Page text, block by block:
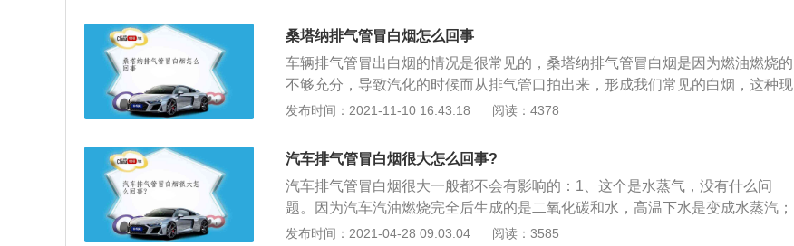
止在深水路面行驶或洗车时消声器内部进水。假如不小心进水，发动机应当启动
进行至少10分钟怠速热车，尽量排出内部的积水来。排气管虽然不是汽车内部的
精密部件，而且长期裸露在外，很多人都会误认为它是一个耐用的部件。因此会
被认为是正常即便上面布满污垢。但很重要的一点便是排气管能够相连接外界物
质与汽车内部，是将汽车内部废气排出的主要作用。那些对汽车内部有害的物质
养便是对汽车内部的保养。
桑塔纳排气管冒白烟怎么回事
车辆排气管冒出白烟的情况是很常见的，桑塔纳排气管冒白烟是因为燃油燃烧的
不够充分，导致汽化的时候而从排气管口拍出来，形成我们常见的白烟，这种现
象大部分都在北方比较常见，或者是冬季的时候，遇到这种情况我们只要等待发
汽，这就是有可能是因为水不小心从气缸中进入导致的；同时喷油压力过低或者
是针阀体磨损也会造成白烟的产生。我们要冬天开车的时候，要对车辆进行热车
操作，不要一点火就直接开车，车内的部件没有热起来是很容易造成过度磨损
的，这样的话就会减少各个部件的使用寿命，车主也要学会对车辆进行保养，避
免在行驶途中出现故障，导致出现安全事故。
发布时间：2021-11-10 16:43:18 阅读：4378
汽车排气管冒白烟很大怎么回事?
汽车排气管冒白烟很大一般都不会有影响的：1、这个是水蒸气，没有什么问
题。因为汽车汽油燃烧完全后生成的是二氧化碳和水，高温下水是变成水蒸汽；
2、它在高温下是无色透明的，在低温时，水蒸气就会冷凝成水；3、如果冷凝的
发布时间：2021-04-28 09:03:04 阅读：3585